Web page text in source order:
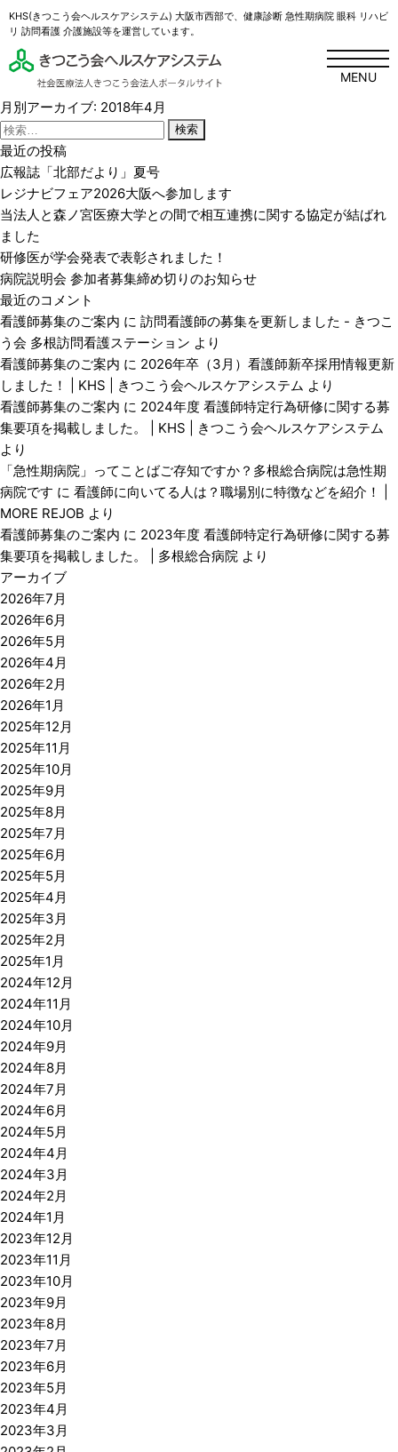
KHS(きつこう会ヘルスケアシステム) 大阪市西部で、健康診断 急性期病院 眼科 リハビ
リ 訪問看護 介護施設等を運営しています。
MENU
月別アーカイブ: 2018年4月
検
索:
最近の投稿
広報誌「北部だより」夏号
レジナビフェア2026大阪へ参加します
当法人と森ノ宮医療大学との間で相互連携に関する協定が結ばれ
ました
研修医が学会発表で表彰されました！
病院説明会 参加者募集締め切りのお知らせ
最近のコメント
看護師募集のご案内 に 訪問看護師の募集を更新しました - きつこ
う会 多根訪問看護ステーション より
看護師募集のご案内 に 2026年卒（3月）看護師新卒採用情報更新
しました！ | KHS | きつこう会ヘルスケアシステム より
看護師募集のご案内 に 2024年度 看護師特定行為研修に関する募
集要項を掲載しました。 | KHS | きつこう会ヘルスケアシステム
より
「急性期病院」ってことばご存知ですか？多根総合病院は急性期
病院です に 看護師に向いてる人は？職場別に特徴などを紹介！ |
MORE REJOB より
看護師募集のご案内 に 2023年度 看護師特定行為研修に関する募
集要項を掲載しました。 | 多根総合病院 より
アーカイブ
2026年7月
2026年6月
2026年5月
2026年4月
2026年2月
2026年1月
2025年12月
2025年11月
2025年10月
2025年9月
2025年8月
2025年7月
2025年6月
2025年5月
2025年4月
2025年3月
2025年2月
2025年1月
2024年12月
2024年11月
2024年10月
2024年9月
2024年8月
2024年7月
2024年6月
2024年5月
2024年4月
2024年3月
2024年2月
2024年1月
2023年12月
2023年11月
2023年10月
2023年9月
2023年8月
2023年7月
2023年6月
2023年5月
2023年4月
2023年3月